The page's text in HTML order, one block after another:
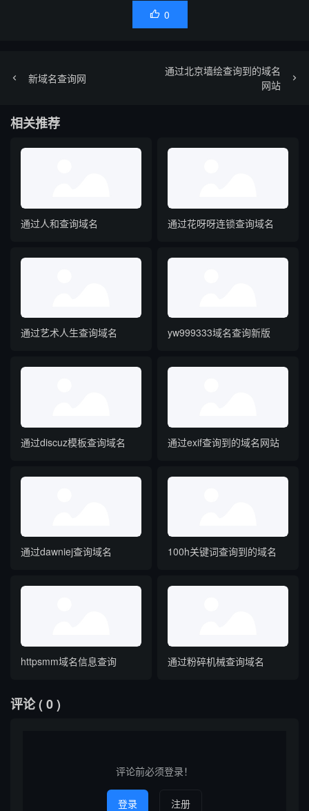
 0
新域名查询网
通过北京墙绘查询到的域名
网站
相关推荐
通过人和查询域名 通过花呀呀连锁查询域名
通过艺术人生查询域名 yw999333域名查询新版
通过discuz模板查询域名 通过exif查询到的域名网站
通过dawniej查询域名 100h关键词查询到的域名
httpsmm域名信息查询 通过粉碎机械查询域名
评论( 0 )
评论前必须登录！
登录 注册